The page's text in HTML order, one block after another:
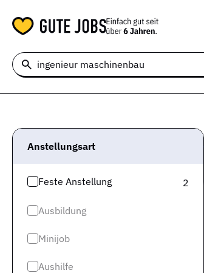
Anstellungsart
Feste Anstellung 2
Ausbildung
Minijob
Aushilfe